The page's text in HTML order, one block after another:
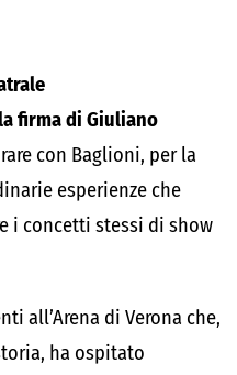
la firma di Giuliano
con Baglioni, per la
esperienze che
i concetti stessi di show
all’Arena di Verona che,
ha ospitato